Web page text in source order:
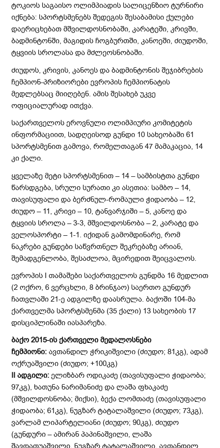
ტოკიოს საგაისო ოლიმპიადის სალიცენზიო ტურნირი
იქნება: სპორტსმენებს შედეგის შესაბამისი ქულები
დაერიცხებათ მშვილდოსნობაში, კარატეში, კრივში,
ბადმინტონში, მაგიდის ჩოგბურთში, კანოეში, ძიუდოში,
ტყვიის სროლასა და მძლეოსნობაში.
ძიუდოს, კრივის, კანოეს და ბადმინტონის შეჯიბრების
ჩემპიონ-პრიზიორები ევროპის ჩემპიონატის
მედლებსაც მიიღებენ. ამის შესახებ უკვე
ოფიციალურად ითქვა.
საქართველოს ეროვნული ოლიმპიური კომიტეტის
ინფორმაციით, სადღეისოდ გუნდი 10 სახეობაში 61
სპორტსმენით გამოვა, რომელთაგან 47 მამაკაცია, 14
კი ქალი.
ყველაზე მეტი სპორტსმენით – 14 – სამბისტთა გუნდი
წარსდგება, სრული სურათი კი ასეთია: სამბო – 14,
თავისუფალი და ბერძნულ-რომაული ჭიდაობა – 12,
ძიუდო – 11, კრივი – 10, ტანვარჯიში – 5, კანოე და
ტყვიის სროლა – 3-3, მშვილდოსნობა – 2, კარატე და
ველოსპორტი – 1-1. იქიდან გამომდინარე, რომ
ნაკრები გუნდები საწვრთნელ შეკრებაზე არიან,
შემადგენლობა, შესაძლოა, მცირედით შეიცვალოს.
ევროპის I თამაშები საქართველოს გუნდმა 16 მედლით
(2 ოქრო, 6 ვერცხლი, 8 ბრინჯაო) საერთო გუნდურ
ჩათვლაში 21-ე ადგილზე დაასრულა. ბაქოში 104-მა
ქართველმა სპორტსმენმა (35 ქალი) 13 სახეობის 17
დისციპლინაში იასპარეზა.
ბაქო 2015-ის ქართველი მედალოსნები
ჩემპიონი: ავთანდილ ჭრიკიშვილი (ძიუდო; 81კგ), ადამ
ოქრუაშვილი (ძიუდო; +100კგ)
IIადგილი: ელიზბარ ოდიკაძე (თავისუფალი ჭიდაობა;
97კგ), ხათუნა ნარიმანიძე და ლაშა ფხაკაძე
(მშვილდოსნობა; მიქსი), ბექა ლომთაძე (თავისუფალი
ჭიდაობა; 61კგ), ნუგზარ ტატალაშვილი (ძიუდო; 73კგ),
ვარლამ ლიპარტელიანი (ძიუდო; 90კგ), ძიუდო
(გუნდური – ამირან პაპინაშვილი, ლაშა